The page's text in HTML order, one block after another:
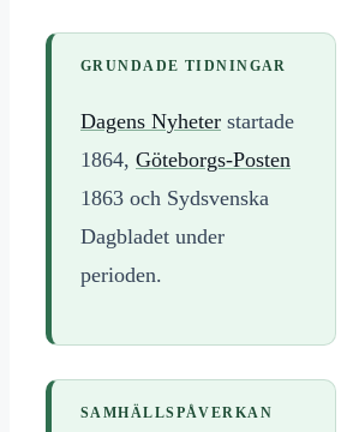
GRUNDADE TIDNINGAR
Dagens Nyheter startade
1864, Göteborgs-Posten
1863 och Sydsvenska
Dagbladet under
perioden.
SAMHÄLLSPÅVERKAN